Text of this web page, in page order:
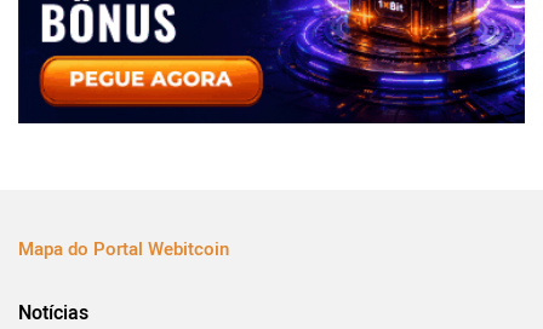
Mapa do Portal Webitcoin
Notícias